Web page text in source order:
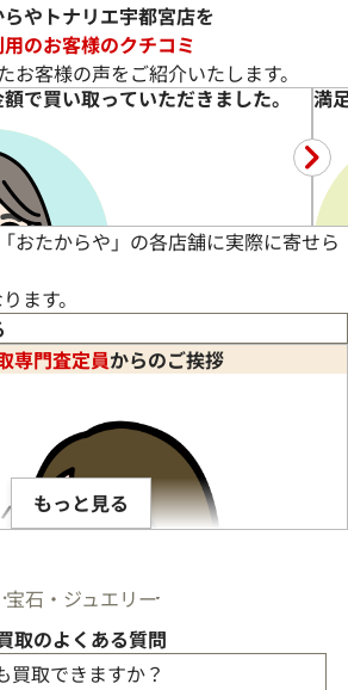
やトナリエ宇都宮店を
用のお客様のクチコミ
お客様の声をご紹介いたします。
おたからや」の各店舗に実際に寄せら
ます。
専門査定員からのご挨拶
もっと見る
宝石・ジュエリー
取のよくある質問
買取できますか？